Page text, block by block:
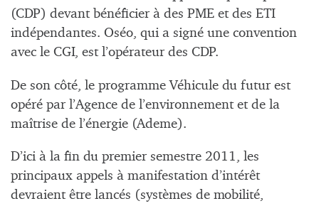
(CDP) devant bénéficier à des PME et des ETI
indépendantes. Oséo, qui a signé une convention
avec le CGI, est l’opérateur des CDP.
De son côté, le programme Véhicule du futur est
opéré par l’Agence de l’environnement et de la
maîtrise de l’énergie (Ademe).
D’ici à la fin du premier semestre 2011, les
principaux appels à manifestation d’intérêt
devraient être lancés (systèmes de mobilité,